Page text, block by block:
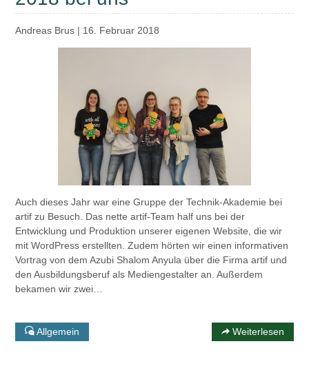
Andreas Brus | 16. Februar 2018
Auch dieses Jahr war eine Gruppe der Technik-Akademie bei
artif zu Besuch. Das nette artif-Team half uns bei der
Entwicklung und Produktion unserer eigenen Website, die wir
mit WordPress erstellten. Zudem hörten wir einen informativen
Vortrag von dem Azubi Shalom Anyula über die Firma artif und
den Ausbildungsberuf als Mediengestalter an. Außerdem
bekamen wir zwei…
Allgemein Weiterlesen